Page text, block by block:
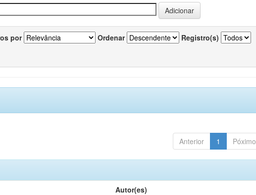
por Ordenar Registro(s)
Anterior 1 Póximo
Autor(es)